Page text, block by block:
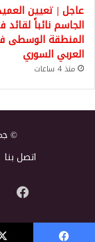
عاجل | تعيين
الجاسم نائباً لقائد
المنطقة الوسطى
العربي السوري
منذ 4 ساعات
©
اتصل بنا